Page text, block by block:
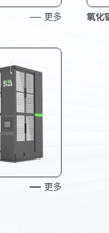
更多 氧化
更多